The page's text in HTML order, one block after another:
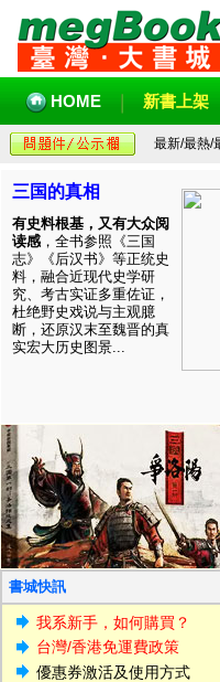
HOME 新書上架
最新/最熱/
三国的真相
有史料根基，又有大众阅
读感 ，全书参照《三国
志》《后汉书》等正统史
料，融合近现代史学研
究、考古实证多重佐证，
杜绝野史戏说与主观臆
断，还原汉末至魏晋的真
实宏大历史图景...
書城快訊
我系新手，如何購買？
台灣/香港免運費政策
優惠券激活及使用方式